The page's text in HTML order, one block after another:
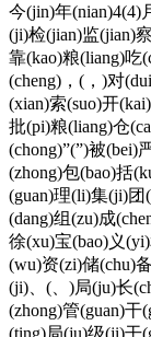
今(jin)年(nian)4(4)
(ji)检(jian)监(jian)
靠(kao)粮(liang)吃
(cheng)，(，)对
(xian)索(suo)开
批(pi)粮(liang)仓
(chong)”(”)被(bei)
(zhong)包(bao)括
(guan)理(li)集(ji)团
(dang)组(zu)成
徐(xu)宝(bao)义
(wu)资(zi)储(chu)
(ji)、(、)局(ju)长
(zhong)管(guan)干
(ting)局(ju)级(ji)干